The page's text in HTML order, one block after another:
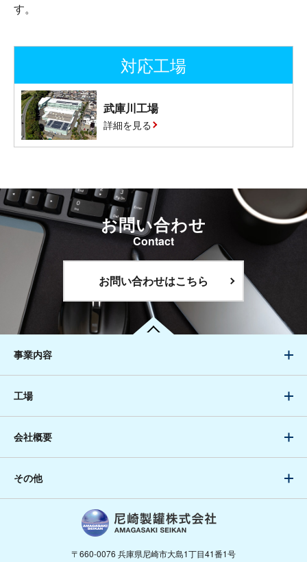
す。
対応工場
武庫川工場
詳細を見る
お問い合わせ
Contact
お問い合わせはこちら
〒660-0076 兵庫県尼崎市大島1丁目41番1号
事業内容
工場
会社概要
その他